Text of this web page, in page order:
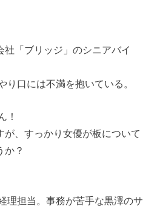
「ブリッジ」のシニアバイ
り口には不満を抱いている。
！
が、すっかり女優が板について
か？
理担当。事務が苦手な黒澤のサ